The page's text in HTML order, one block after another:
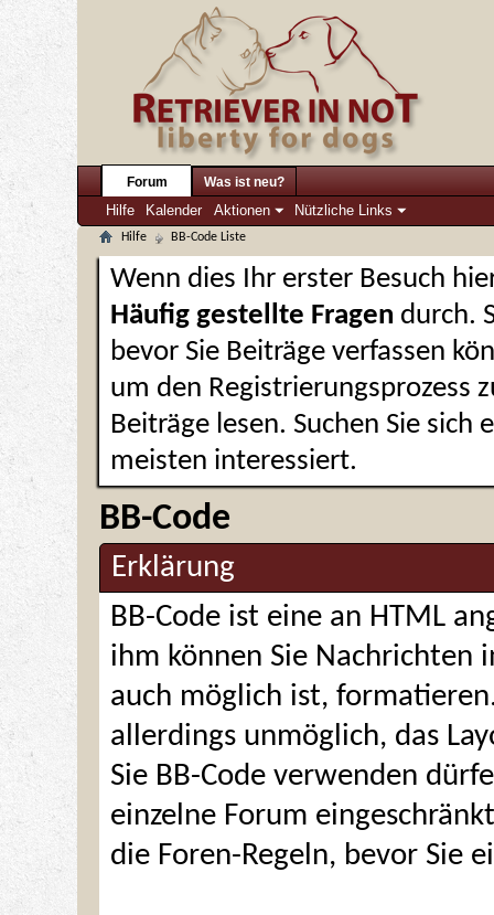
Forum
Hilfe Kalender Aktionen Nützliche Links
Was ist neu?
Hilfe BB-Code Liste
Wenn dies Ihr erster Besuch
Häufig gestellte Fragen durch.
bevor Sie Beiträge verfassen
um den Registrierungsprozess
Beiträge lesen. Suchen Sie sich
meisten interessiert.
BB-Code
Erklärung
BB-Code ist eine an HTML
ihm können Sie Nachrichten
auch möglich ist,
allerdings unmöglich, das
Sie BB-Code verwenden
einzelne Forum
die Foren-Regeln, bevor Sie